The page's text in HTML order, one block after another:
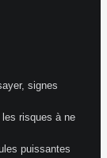
signes
risques à ne
puissantes